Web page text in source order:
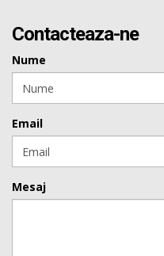
Contacteaza-ne
Nume
Email
Mesaj